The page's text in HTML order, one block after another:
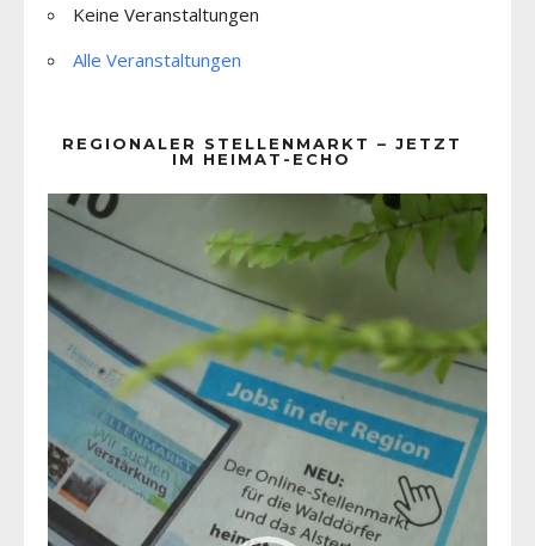
Keine Veranstaltungen
Alle Veranstaltungen
REGIONALER STELLENMARKT – JETZT
IM HEIMAT-ECHO
Player